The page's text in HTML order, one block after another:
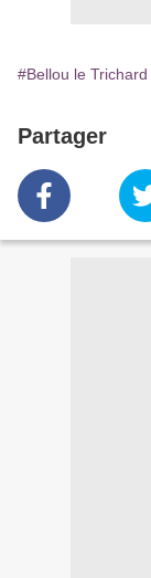
#Bellou le Trichard
Partager